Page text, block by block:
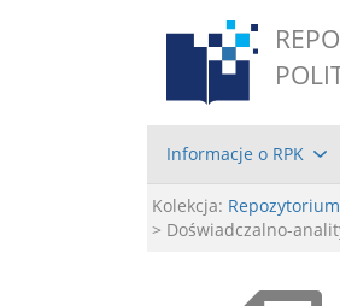
Informacje o RPK
Kolekcja:
> Doświadczalno-